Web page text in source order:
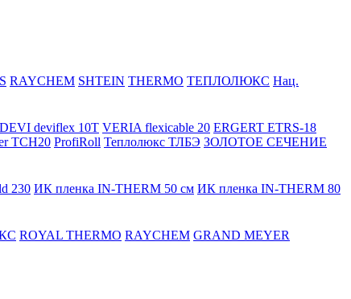
RAYCHEM SHTEIN THERMO ТЕПЛОЛЮКС Нац.
DEVI deviflex 10T VERIA flexicable 20 ERGERT ETRS-18
TCH20 ProfiRoll Теплолюкс ТЛБЭ ЗОЛОТОЕ СЕЧЕНИЕ
230 ИК пленка IN-THERM 50 см ИК пленка IN-THERM 80
ROYAL THERMO RAYCHEM GRAND MEYER